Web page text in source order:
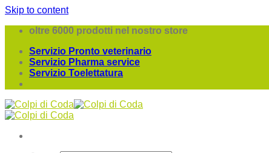
Skip to content
oltre 6000 prodotti nel nostro store
Servizio Pronto veterinario
Servizio Pharma service
Servizio Toelettatura